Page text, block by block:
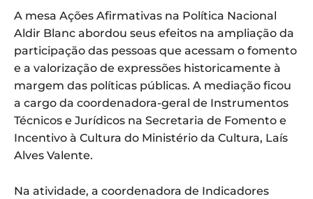
A mesa Ações Afirmativas na Política Nacional
Aldir Blanc abordou seus efeitos na ampliação da
participação das pessoas que acessam o fomento
e a valorização de expressões historicamente à
margem das políticas públicas. A mediação ficou
a cargo da coordenadora-geral de Instrumentos
Técnicos e Jurídicos na Secretaria de Fomento e
Incentivo à Cultura do Ministério da Cultura, Laís
Alves Valente.
Na atividade, a coordenadora de Indicadores